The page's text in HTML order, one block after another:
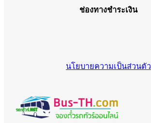
ช่องทางชำระเงิน
นโยบายความเป็นส่วนตัว